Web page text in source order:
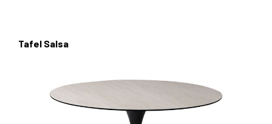
Tafel Salsa